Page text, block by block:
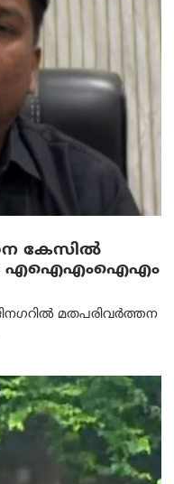
കേസിൽ
എഐഎംഐഎം
മതപരിവർത്തന